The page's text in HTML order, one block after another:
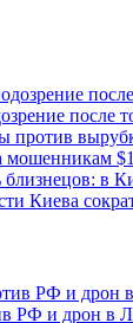
после
мошенникам
в
Киева
РФ и дрон в